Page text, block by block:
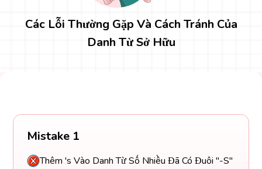
Các Lỗi Thường Gặp Và Cách Tránh Của
Danh Từ Sở Hữu
Mistake 1
Thêm 's Vào Danh Từ Số Nhiều Đã Có Đuôi "-S"